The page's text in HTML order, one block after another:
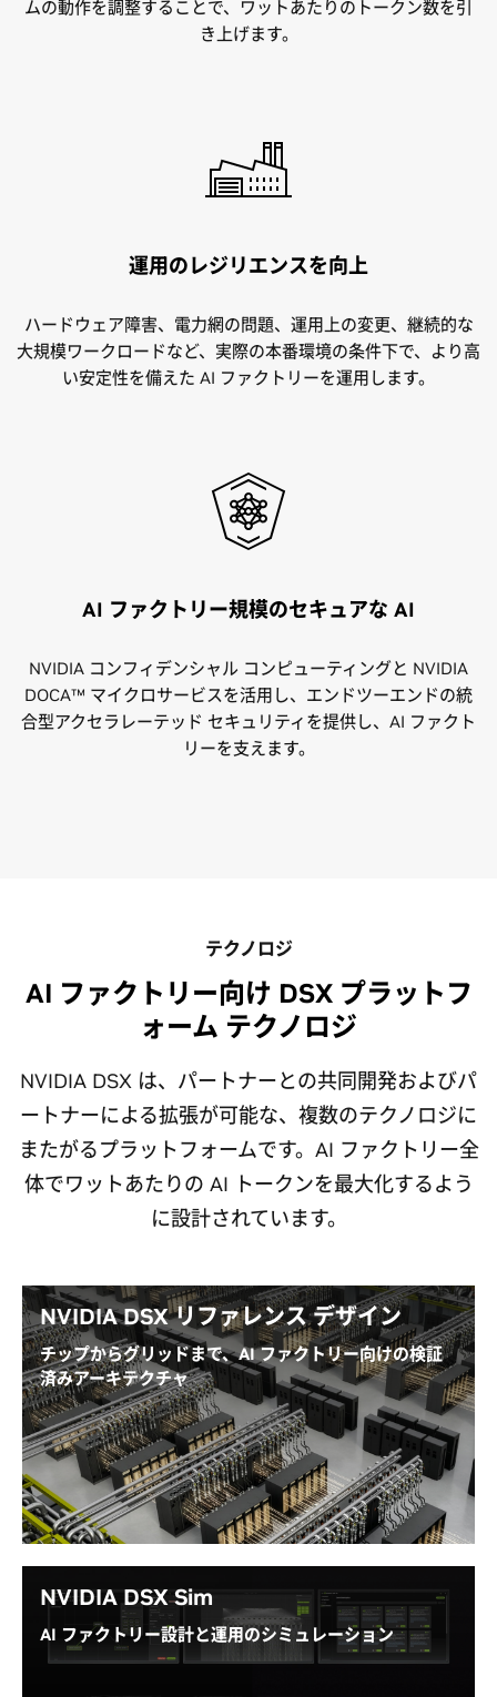
ムの動作を調整することで、ワットあたりのトークン数を引
き上げます。
運用のレジリエンスを向上
ハードウェア障害、電力網の問題、運用上の変更、継続的な
大規模ワークロードなど、実際の本番環境の条件下で、より高
い安定性を備えた AI ファクトリーを運用します。
AI ファクトリー規模のセキュアな AI
NVIDIA コンフィデンシャル コンピューティングと NVIDIA
DOCA™ マイクロサービスを活用し、エンドツーエンドの統
合型アクセラレーテッド セキュリティを提供し、AI ファクト
リーを支えます。
テクノロジ
AI ファクトリー向け DSX プラットフ
ォーム テクノロジ
NVIDIA DSX は、パートナーとの共同開発およびパ
ートナーによる拡張が可能な、複数のテクノロジに
またがるプラットフォームです。AI ファクトリー全
体でワットあたりの AI トークンを最大化するよう
に設計されています。
NVIDIA DSX リファレンス デザイン
チップからグリッドまで、AI ファクトリー向けの検証
済みアーキテクチャ
NVIDIA DSX リファレンス デザインの各世代別に検証
された AI ファクトリー アーキテクチャは、コンピュ
ーティング、ネットワーク、ストレージ、施設インフ
ラ、ハードウェア クラスター設計を網羅しています。
NVIDIA DSX Sim
AI ファクトリー設計と運用のシミュレーション